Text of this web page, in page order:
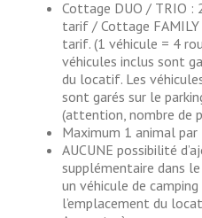
Cottage DUO / TRIO :
tarif / Cottage FAMILY
tarif. (1 véhicule = 4
véhicules inclus sont
du locatif. Les
sont garés sur le
(attention, nombre de
Maximum 1 animal
AUCUNE possibilité
supplémentaire dans
un véhicule de
l’emplacement du